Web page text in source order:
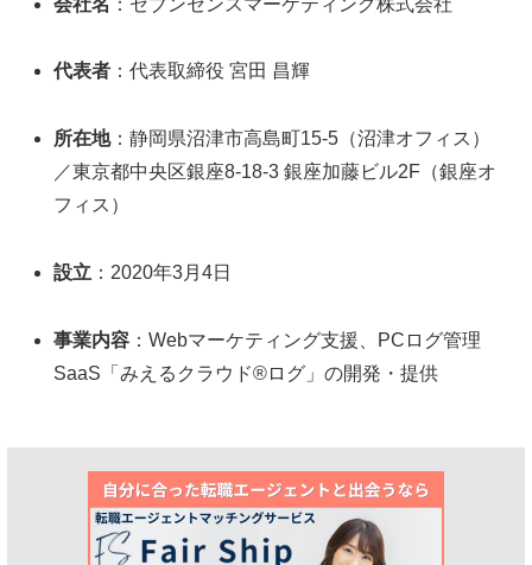
代表者 ：代表取締役 宮田 昌輝
所在地：静岡県沼津市高島町15-5（沼津オフィス）
／東京都中央区銀座8-18-3 銀座加藤ビル2F（銀座オ
フィス）
設立 ：2020年3月4日
事業内容 ：Webマーケティング支援、PCログ管理
SaaS「みえるクラウド®ログ」の開発・提供